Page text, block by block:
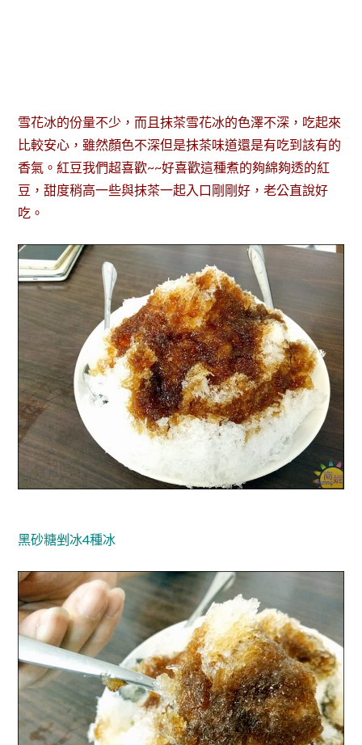
雪花冰的份量不少，而且抹茶雪花冰的色澤不深，吃起來
比較安心，雖然顏色不深但是抹茶味道還是有吃到該有的
香氣。紅豆我們超喜歡~~好喜歡這種煮的夠綿夠透的紅
豆，甜度稍高一些與抹茶一起入口剛剛好，老公直說好
吃。
黑砂糖剉冰4種冰